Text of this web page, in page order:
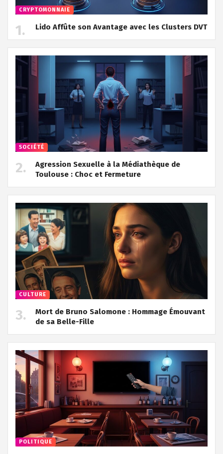
CRYPTOMONNAIE
Lido Affûte son Avantage avec les Clusters DVT
SOCIÉTÉ
Agression Sexuelle à la Médiathèque de
Toulouse : Choc et Fermeture
CULTURE
Mort de Bruno Salomone : Hommage Émouvant
de sa Belle-Fille
POLITIQUE